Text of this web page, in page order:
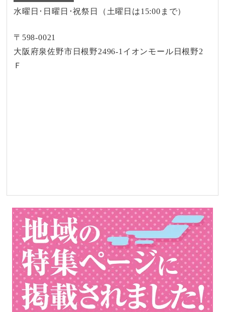
水曜日･日曜日･祝祭日（土曜日は15:00まで）
〒598-0021
大阪府泉佐野市日根野2496-1イオンモール日根野2
Ｆ